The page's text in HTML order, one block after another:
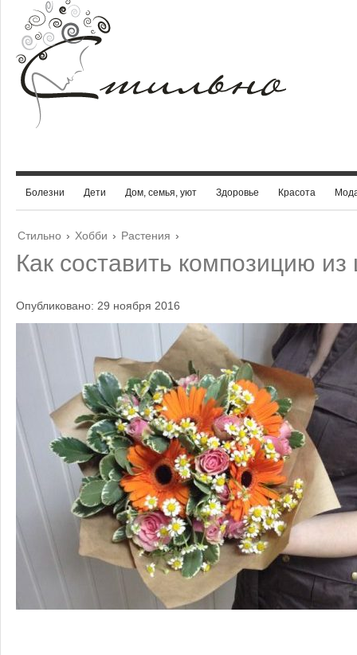
Болезни Дети Дом, семья, уют Здоровье Красота
Стильно › Хобби › Растения ›
Как составить композицию из
Опубликовано: 29 ноября 2016